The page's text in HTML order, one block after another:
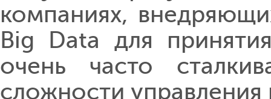
компаниях,
Big Data для
очень часто
сложности